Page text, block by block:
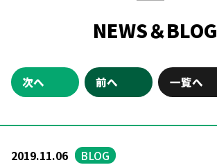
NEWS＆BLOG
次へ 前へ 一覧へ
2019.11.06 BLOG